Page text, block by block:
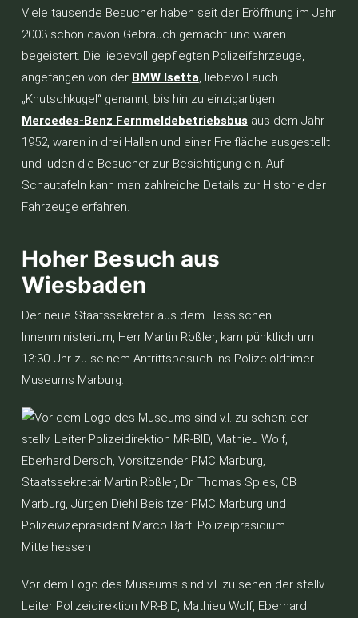
Viele tausende Besucher haben seit der Eröffnung im Jahr
2003 schon davon Gebrauch gemacht und waren
begeistert. Die liebevoll gepflegten Polizeifahrzeuge,
angefangen von der BMW Isetta, liebevoll auch
„Knutschkugel“ genannt, bis hin zu einzigartigen
Mercedes-Benz Fernmeldebetriebsbus aus dem Jahr
1952, waren in drei Hallen und einer Freifläche ausgestellt
und luden die Besucher zur Besichtigung ein. Auf
Schautafeln kann man zahlreiche Details zur Historie der
Fahrzeuge erfahren.
Hoher Besuch aus
Wiesbaden
Der neue Staatssekretär aus dem Hessischen
Innenministerium, Herr Martin Rößler, kam pünktlich um
13:30 Uhr zu seinem Antrittsbesuch ins Polizeioldtimer
Museums Marburg.
Vor dem Logo des Museums sind v.l. zu sehen der stellv.
Leiter Polizeidirektion MR-BID, Mathieu Wolf, Eberhard